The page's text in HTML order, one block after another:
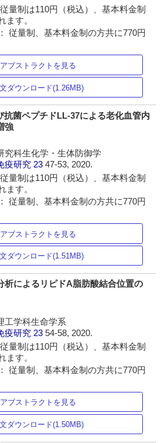
量制は110円（税込）、基本料金制
ます。
従量制、基本料金制の方共に770円
アブストラクトを見る
ダウンロード(1.26MB)
抗菌ペプチドLL-37による老化血管内
強
究科生化学・生体防御学
疫研究 2347-53, 2020.
量制は110円（税込）、基本料金制
ます。
従量制、基本料金制の方共に770円
アブストラクトを見る
ダウンロード(1.51MB)
析によるリピドA脂肪酸結合位置の
工学科生命学系
疫研究 2354-58, 2020.
量制は110円（税込）、基本料金制
ます。
従量制、基本料金制の方共に770円
アブストラクトを見る
ダウンロード(1.50MB)